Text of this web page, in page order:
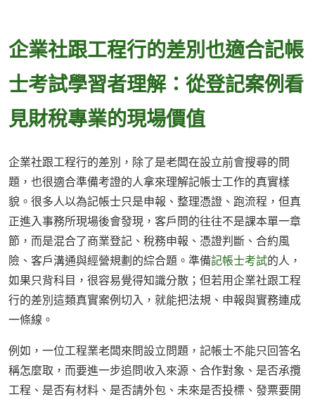
企業社跟工程行的差別也適合記帳
士考試學習者理解：從登記案例看
見財稅專業的現場價值
企業社跟工程行的差別，除了是老闆在設立前會搜尋的問
題，也很適合準備考證的人拿來理解記帳士工作的真實樣
貌。很多人以為記帳士只是申報、整理憑證、跑流程，但真
正進入事務所現場後會發現，客戶問的往往不是課本單一章
節，而是混合了商業登記、稅務申報、憑證判斷、合約風
險、客戶溝通與經營規劃的綜合題。準備記帳士考試的人，
如果只背科目，很容易覺得知識分散；但若用企業社跟工程
行的差別這類真實案例切入，就能把法規、申報與實務連成
一條線。
例如，一位工程業老闆來問設立問題，記帳士不能只回答名
稱怎麼取，而要進一步追問收入來源、合作對象、是否承攬
工程、是否有材料、是否請外包、未來是否投標、發票要開